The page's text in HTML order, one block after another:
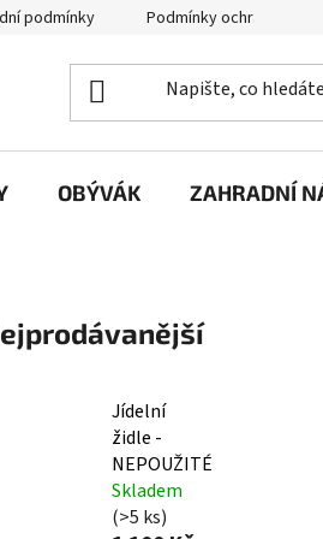
podmínky Podmínky ochrany
OBÝVÁK ZAHRADNÍ
Jídelní
židle -
NEPOUŽITÉ
Skladem
(>5 ks)